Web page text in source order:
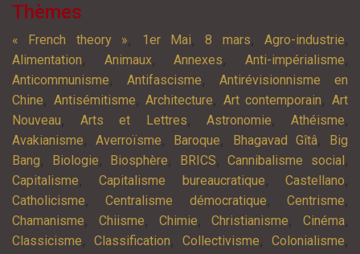
Thèmes
« French theory », 1er Mai,8 mars, Agro-industrie,
Alimentation, Animaux,Annexes,Anti-impérialisme,
Anticommunisme, Antifascisme, Antirévisionnisme en
Chine, Antisémitisme,Architecture, Art contemporain,Art
Nouveau,Arts et Lettres, Astronomie,Athéisme,
Avakianisme,Averroïsme, Baroque, Bhagavad Gîtâ,
Big
Bang, Biologie, Biosphère, BRICS,Cannibalisme social ,
Capitalisme,Capitalisme bureaucratique,Castellano,
Catholicisme,Centralisme démocratique,Centrisme,
Chamanisme, Chiisme, Chimie,Christianisme, Cinéma,
Classicisme, Classification, Collectivisme, Colonialisme,